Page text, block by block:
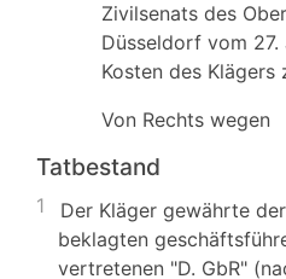
Zivilsenats des
Düsseldorf vom
Kosten des Klägers
Von Rechts wegen
Tatbestand
1
Der Kläger gewährte
beklagten
vertretenen "D. GbR"